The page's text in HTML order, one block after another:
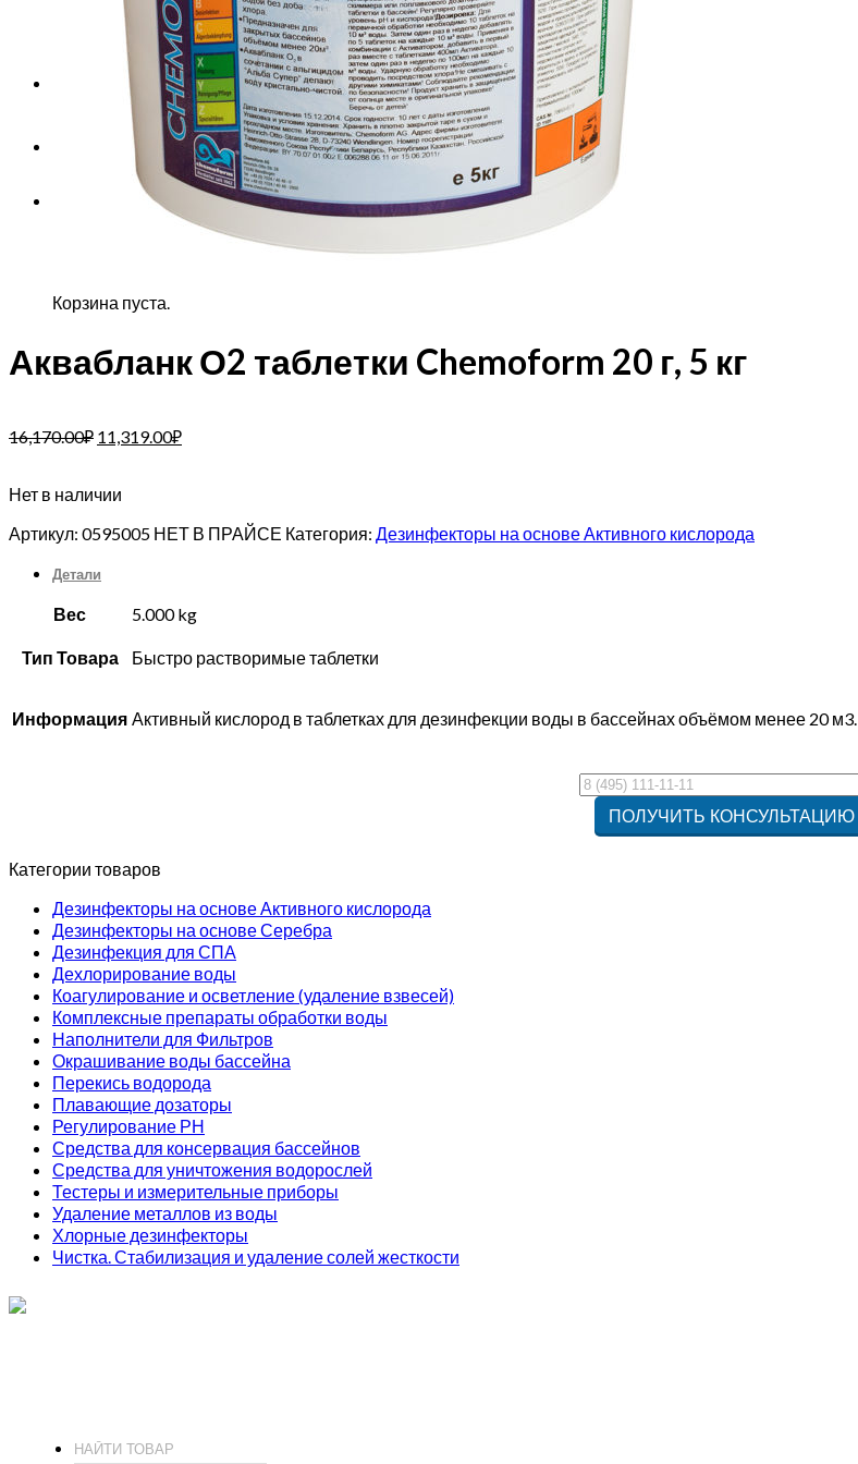
Корзина пуста.
Корзина пуста.
Аквабланк О2 таблетки Chemoform 20 г, 5 кг
16,170.00₽ 11,319.00₽
Нет в наличии
Артикул: 0595005 НЕТ В ПРАЙСЕ Категория: Дезинфекторы на основе Активного кислорода
Детали
Вес 5.000 kg
Тип Товара Быстро растворимые таблетки
Информация Активный кислород в таблетках для дезинфекции воды в бассейнах объёмом менее 20 м3.
Категории товаров
Дезинфекторы на основе Активного кислорода
Дезинфекторы на основе Серебра
Дезинфекция для СПА
Дехлорирование воды
Коагулирование и осветление (удаление взвесей)
Комплексные препараты обработки воды
Наполнители для Фильтров
Окрашивание воды бассейна
Перекись водорода
Плавающие дозаторы
Регулирование РН
Средства для консервация бассейнов
Средства для уничтожения водорослей
Тестеры и измерительные приборы
Удаление металлов из воды
Хлорные дезинфекторы
Чистка. Стабилизация и удаление солей жесткости